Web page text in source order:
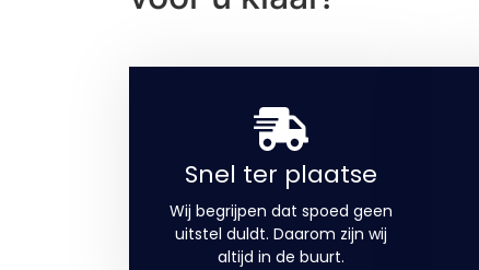
Snel ter plaatse
Wij begrijpen dat spoed geen
uitstel duldt. Daarom zijn wij
altijd in de buurt.